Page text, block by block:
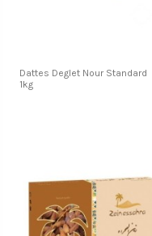
Dattes Deglet Nour Standard
1kg